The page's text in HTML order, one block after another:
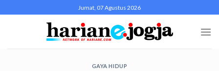
to
Jumat, 07 Agustus 2026
GAYA HIDUP